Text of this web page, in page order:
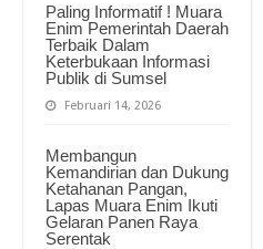
Paling Informatif ! Muara
Enim Pemerintah Daerah
Terbaik Dalam
Keterbukaan Informasi
Publik di Sumsel
Februari 14, 2026
Membangun
Kemandirian dan Dukung
Ketahanan Pangan,
Lapas Muara Enim Ikuti
Gelaran Panen Raya
Serentak